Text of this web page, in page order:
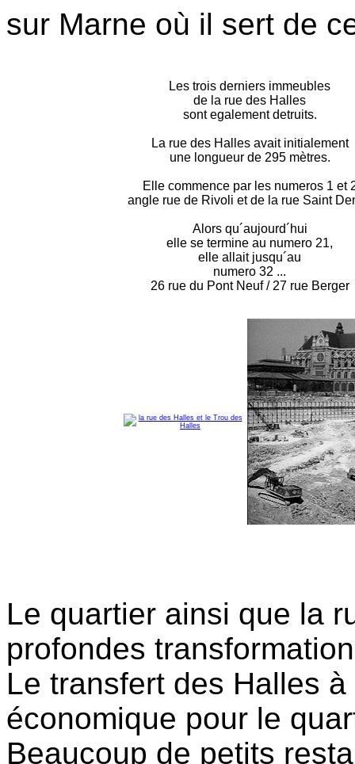
sur Marne où il sert de
Les trois derniers immeubles
de la rue des Halles
sont egalement detruits.
La rue des Halles avait initialement
une longueur de 295 mètres.
Elle commence par les numeros 1 et
angle rue de Rivoli et de la rue Saint
Alors qu´aujourd´hui
elle se termine au numero 21,
elle allait jusqu´au
numero 32 ...
26 rue du Pont Neuf / 27 rue Berger
Le quartier ainsi que la
profondes
Le transfert des Halles
économique pour le
Beaucoup de petits